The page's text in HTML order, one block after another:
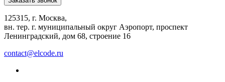
125315, г. Москва,
вн. тер. г. муниципальный округ Аэропорт, проспект
Ленинградский, дом 68, строение 16
contact@elcode.ru